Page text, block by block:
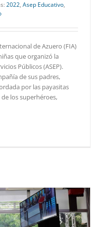
2022, Asep Educativo,
de Azuero (FIA)
que organizó la
Públicos (ASEP).
de sus padres,
por las payasitas
los superhéroes,